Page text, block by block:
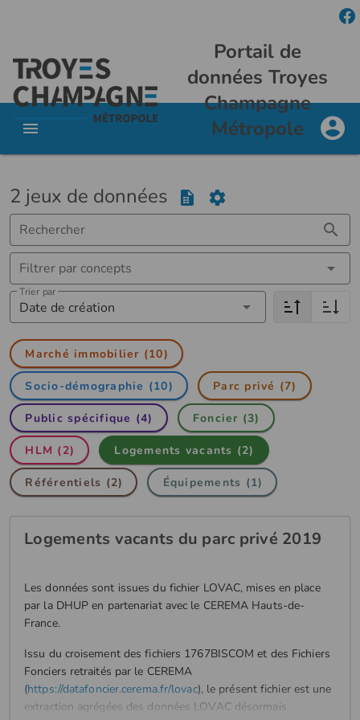
Portail de
données Troyes
Champagne
Métropole
2 jeux de données
Rechercher
Filtrer par concepts
Trier par
Date de création
Marché immobilier (10)
Socio-démographie (10) Parc privé (7)
Public spécifique (4) Foncier (3)
HLM (2) Logements vacants (2)
Référentiels (2) Équipements (1)
Logements vacants du parc privé 2019
Les données sont issues du fichier LOVAC, mises en place
par la DHUP en partenariat avec le CEREMA Hauts-de-
France.
Issu du croisement des fichiers 1767BISCOM et des Fichiers
Fonciers retraités par le CEREMA
(https://datafoncier.cerema.fr/lovac), le présent fichier est une
extraction agrégées des données LOVAC désormais